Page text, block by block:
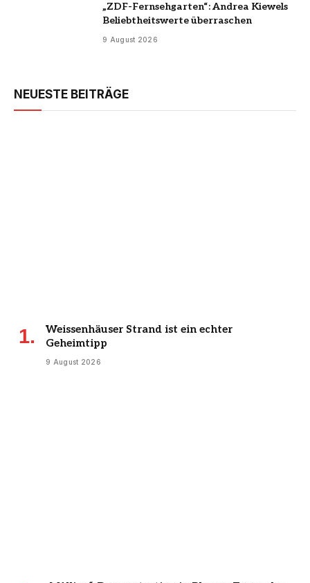
„ZDF-Fernsehgarten“: Andrea Kiewels
Beliebtheitswerte überraschen
9 August 2026
NEUESTE BEITRÄGE
Weissenhäuser Strand ist ein echter
Geheimtipp
9 August 2026